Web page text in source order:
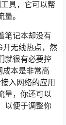
具，它可以帮
。
笔记本却没有
无线热点，然
就很有必要控
本是非常高
入网络的应用
量，你还可以
以便于调整你